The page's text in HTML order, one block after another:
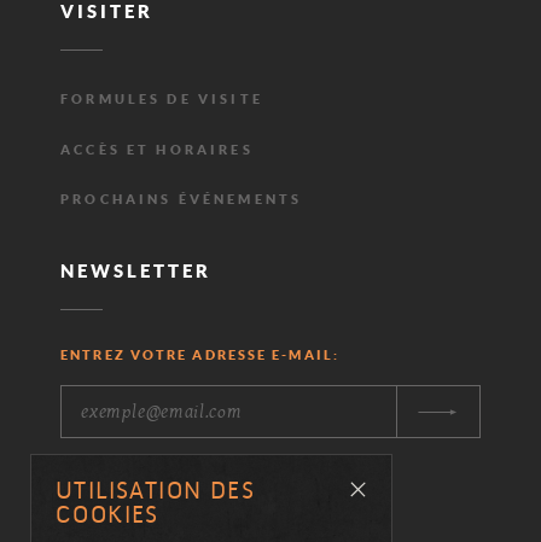
UTILISATION DES
COOKIES
VISITER
FORMULES DE VISITE
ACCÈS ET HORAIRES
PROCHAINS ÉVÉNEMENTS
NEWSLETTER
ENTREZ VOTRE ADRESSE E-MAIL:
NOS PARTENAIRES